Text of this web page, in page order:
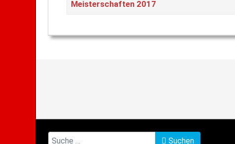
Meisterschaften 2017
Suchen Suchen